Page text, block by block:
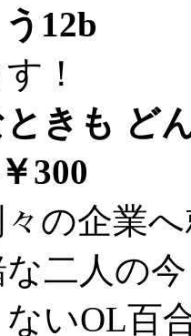
12b
！
ときも ど
300
の企業
二人の
いOL百